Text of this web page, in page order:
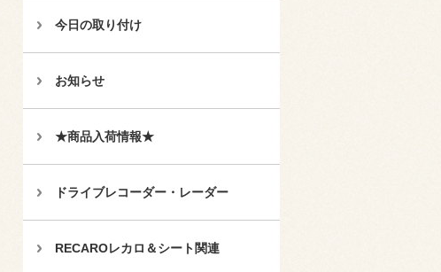
今日の取り付け
お知らせ
★商品入荷情報★
ドライブレコーダー・レーダー
RECAROレカロ＆シート関連